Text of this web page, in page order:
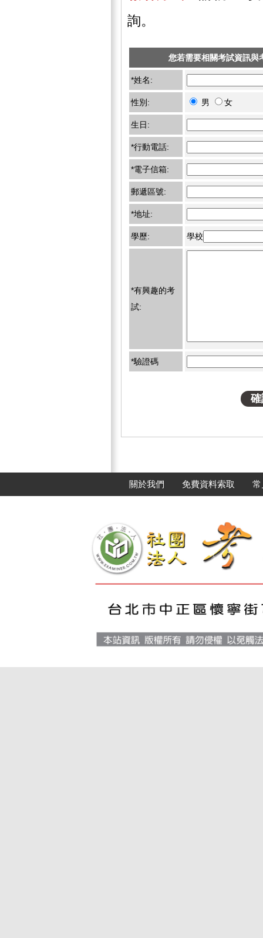
詢。
您若需要相關考試資訊與
*姓名:
性別: 男 女
生日:
*行動電話:
*電子信箱:
郵遞區號:
*地址:
學歷: 學校
*有興趣的考
試:
*驗證碼
關於我們 免費資料索取 常